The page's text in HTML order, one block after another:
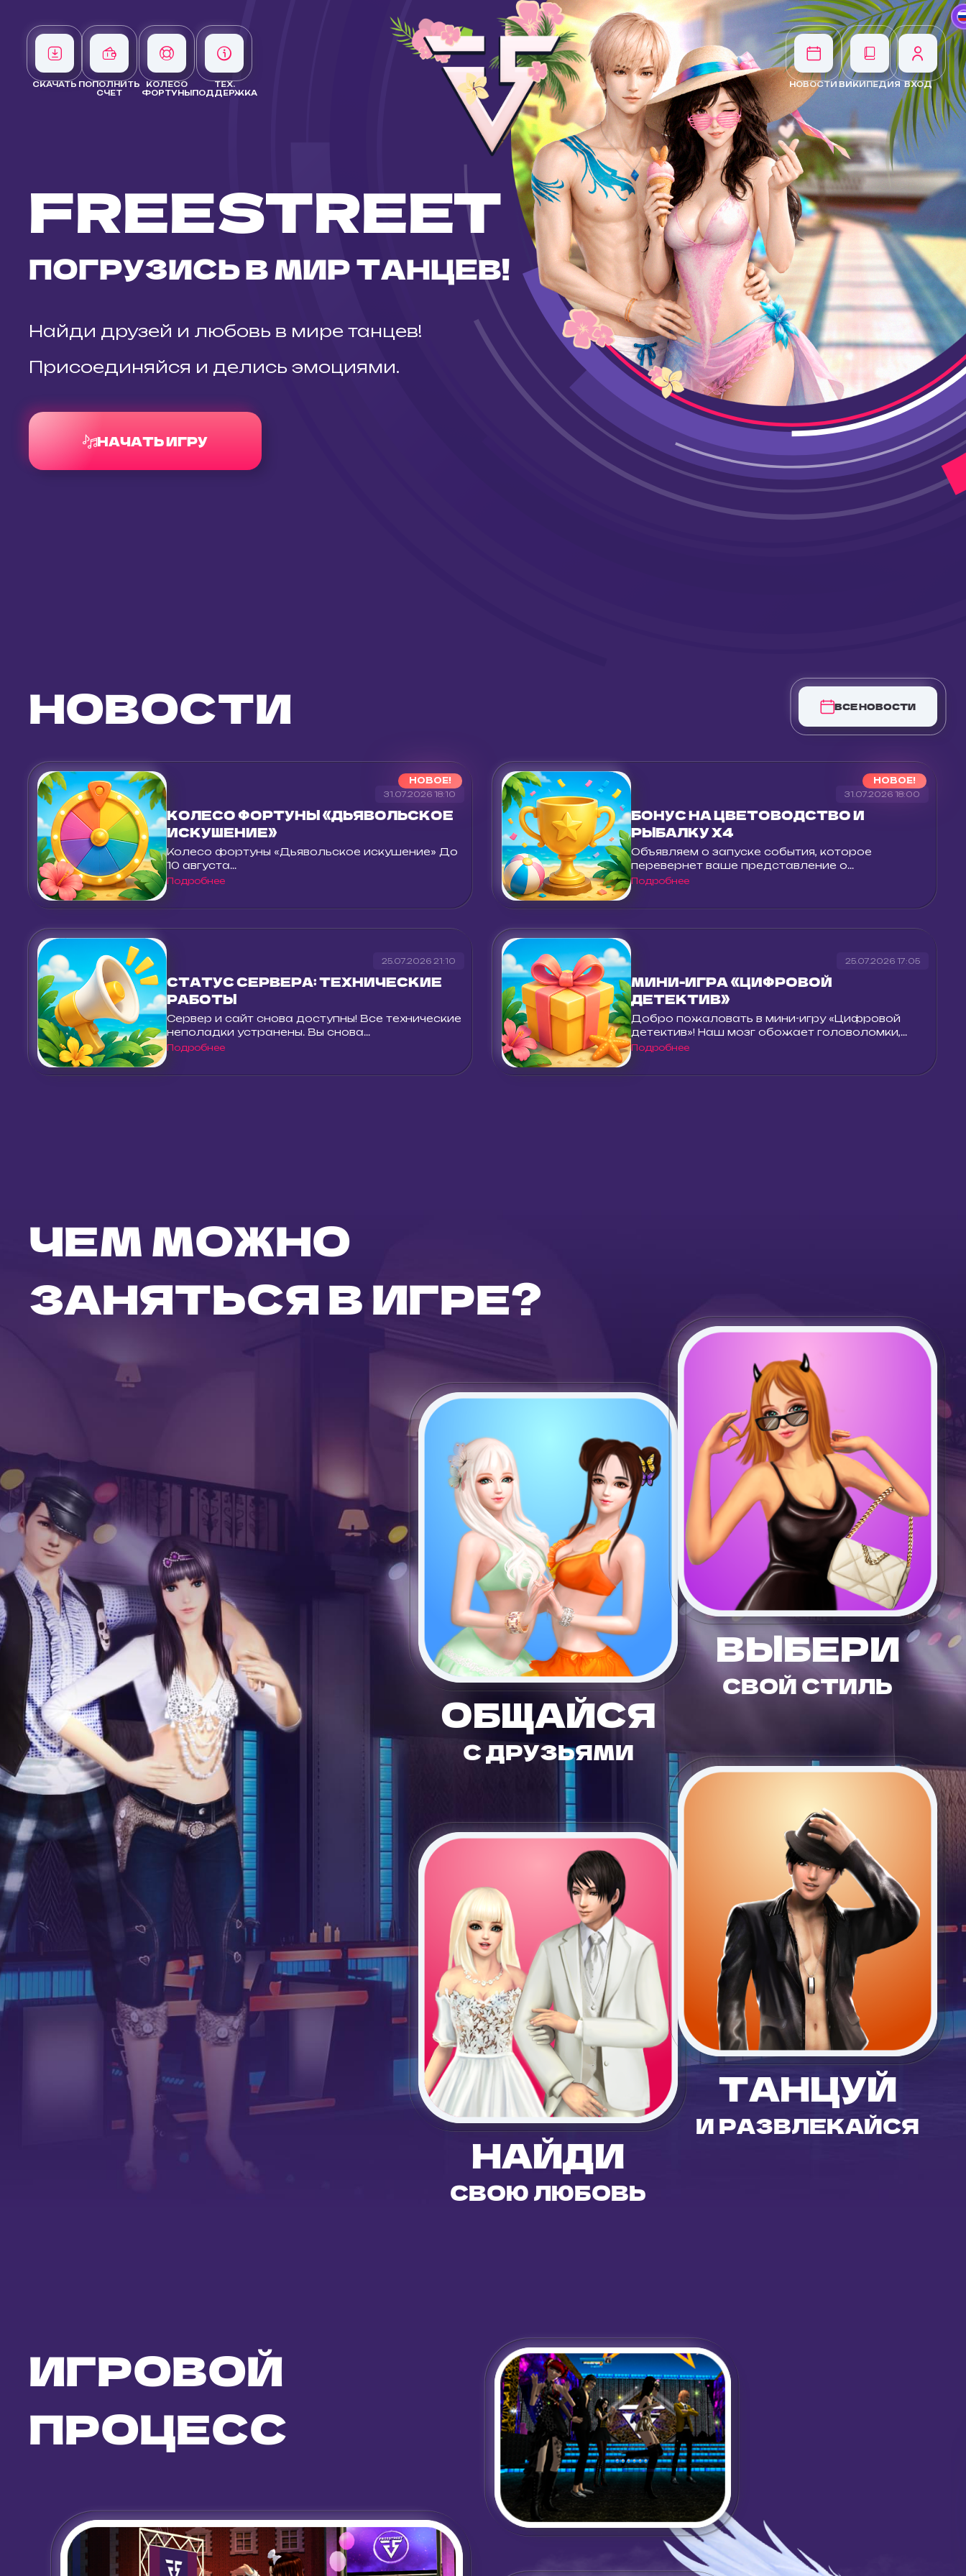
СКАЧАТЬ ПОПОЛНИТЬ
СЧЕТ
КОЛЕСО
ФОРТУНЫ
ТЕХ.
ПОДДЕРЖКА
НОВОСТИ ВИКИПЕДИЯ ВХОД
FREESTREET
ПОГРУЗИСЬ В МИР ТАНЦЕВ!
Найди друзей и любовь в мире танцев!
Присоединяйся и делись эмоциями.
НАЧАТЬ ИГРУ
НОВОСТИ ВСЕ НОВОСТИ
НОВОЕ!
31.07.2026 18:10
КОЛЕСО ФОРТУНЫ «ДЬЯВОЛЬСКОЕ
ИСКУШЕНИЕ»
Колесо фортуны «Дьявольское искушение» До
10 августа...
Подробнее
НОВОЕ!
31.07.2026 18:00
БОНУС НА ЦВЕТОВОДСТВО И
РЫБАЛКУ Х4
Объявляем о запуске события, которое
перевернет ваше представление о...
Подробнее
25.07.2026 21:10
СТАТУС СЕРВЕРА: ТЕХНИЧЕСКИЕ
РАБОТЫ
Сервер и сайт снова доступны! Все технические
неполадки устранены. Вы снова...
Подробнее
25.07.2026 17:05
МИНИ-ИГРА «ЦИФРОВОЙ
ДЕТЕКТИВ»
Добро пожаловать в мини-игру «Цифровой
детектив»! Наш мозг обожает головоломки,...
Подробнее
ЧЕМ МОЖНО
ЗАНЯТЬСЯ В ИГРЕ?
ОБЩАЙСЯ
С ДРУЗЬЯМИ
ВЫБЕРИ
СВОЙ СТИЛЬ
НАЙДИ
СВОЮ ЛЮБОВЬ
ТАНЦУЙ
И РАЗВЛЕКАЙСЯ
ИГРОВОЙ
ПРОЦЕСС